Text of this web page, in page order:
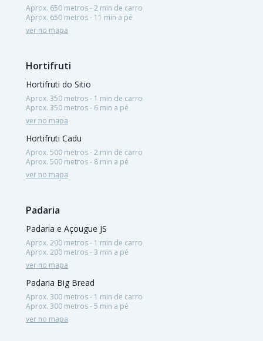
Aprox. 650 metros - 2 min de carro
Aprox. 650 metros - 11 min a pé
ver no mapa
Hortifruti
Hortifruti do Sitio
Aprox. 350 metros - 1 min de carro
Aprox. 350 metros - 6 min a pé
ver no mapa
Hortifruti Cadu
Aprox. 500 metros - 2 min de carro
Aprox. 500 metros - 8 min a pé
ver no mapa
Padaria
Padaria e Açougue JS
Aprox. 200 metros - 1 min de carro
Aprox. 200 metros - 3 min a pé
ver no mapa
Padaria Big Bread
Aprox. 300 metros - 1 min de carro
Aprox. 300 metros - 5 min a pé
ver no mapa